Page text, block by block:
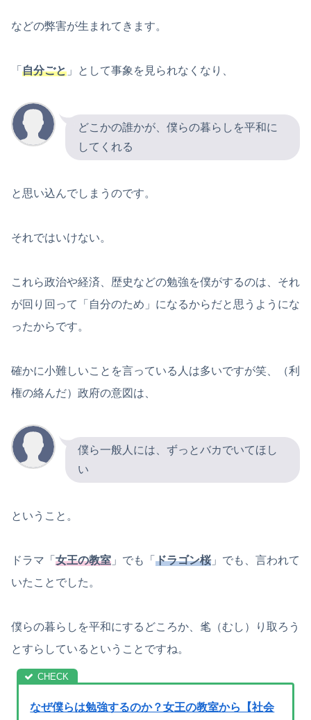
などの弊害が生まれてきます。
「 自分ごと 」として事象を見られなくなり、
どこかの誰かが、僕らの暮らしを平和に
してくれる
と思い込んでしまうのです。
それではいけない。
これら政治や経済、歴史などの勉強を僕がするのは、それ
が回り回って「自分のため」になるからだと思うようにな
ったからです。
確かに小難しいことを言っている人は多いですが笑、（利
権の絡んだ）政府の意図は、
僕ら一般人には、ずっとバカでいてほし
い
ということ。
ドラマ「 女王の教室 」でも「 ドラゴン桜」でも、言われて
いたことでした。
僕らの暮らしを平和にするどころか、毟（むし）り取ろう
とすらしているということですね。
なぜ僕らは勉強するのか？女王の教室から【社会